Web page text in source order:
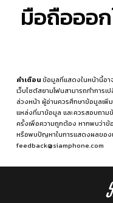
มือถือออ
คำเตือนข้อมูลที่แสดงในหน้านี้อา
เว็บไซต์สยามโฟนสามารถทำการ
ล่วงหน้า ผู้อ่านควรศึกษาข้อมูลเพิ่
แหล่งที่มาข้อมูล และควรสอบถา
ครั้งเพื่อความถูกต้อง หากพบว่าข้
หรือพบปัญหาในการแสดงผลของเ
feedback@siamphone.com